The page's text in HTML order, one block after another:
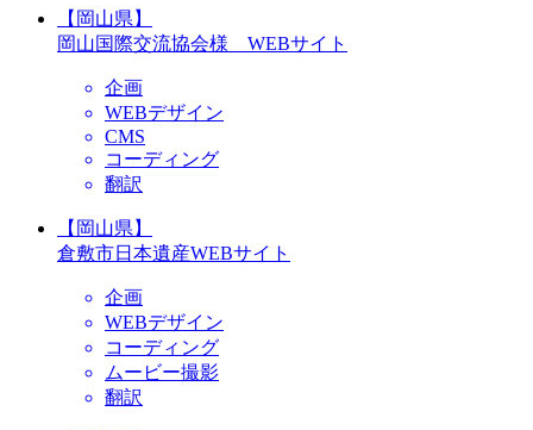
【岡山県】
岡山国際交流協会様 WEBサイト
企画
WEBデザイン
CMS
コーディング
翻訳
【岡山県】
倉敷市日本遺産WEBサイト
企画
WEBデザイン
コーディング
ムービー撮影
翻訳